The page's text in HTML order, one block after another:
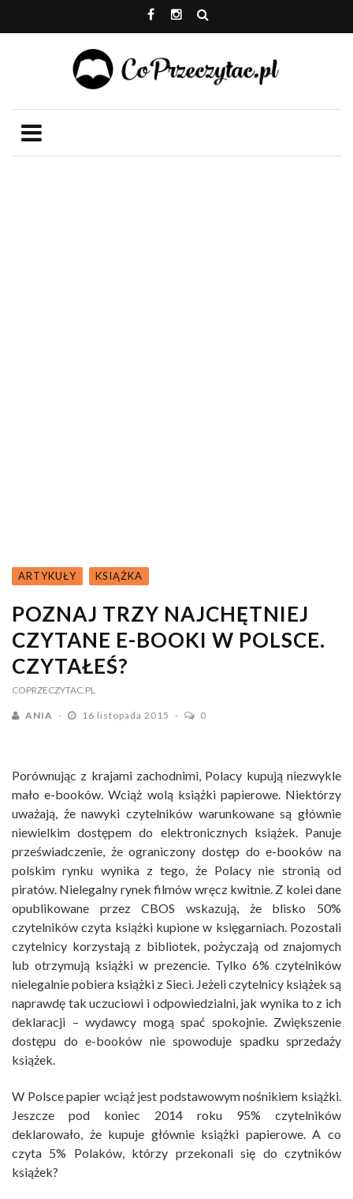
ARTYKUŁY KSIĄŻKA
POZNAJ TRZY NAJCHĘTNIEJ
CZYTANE E-BOOKI W POLSCE.
CZYTAŁEŚ?
COPRZECZYTAC.PL
ANIA 16 listopada 2015 0
Porównując z krajami zachodnimi, Polacy kupują niezwykle
mało e-booków. Wciąż wolą książki papierowe. Niektórzy
uważają, że nawyki czytelników warunkowane są głównie
niewielkim dostępem do elektronicznych książek. Panuje
przeświadczenie, że ograniczony dostęp do e-booków na
polskim rynku wynika z tego, że Polacy nie stronią od
piratów. Nielegalny rynek filmów wręcz kwitnie. Z kolei dane
opublikowane przez CBOS wskazują, że blisko 50%
czytelników czyta książki kupione w księgarniach. Pozostali
czytelnicy korzystają z bibliotek, pożyczają od znajomych
lub otrzymują książki w prezencie. Tylko 6% czytelników
nielegalnie pobiera książki z Sieci. Jeżeli czytelnicy książek są
naprawdę tak uczuciowi i odpowiedzialni, jak wynika to z ich
deklaracji – wydawcy mogą spać spokojnie. Zwiększenie
dostępu do e-booków nie spowoduje spadku sprzedaży
książek.
W Polsce papier wciąż jest podstawowym nośnikiem książki.
Jeszcze pod koniec 2014 roku 95% czytelników
deklarowało, że kupuje głównie książki papierowe. A co
czyta 5% Polaków, którzy przekonali się do czytników
książek?